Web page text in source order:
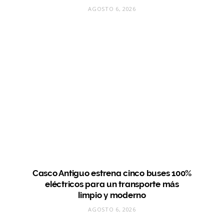
AGOSTO 6, 2026
Casco Antiguo estrena cinco buses 100%
eléctricos para un transporte más
limpio y moderno
AGOSTO 6, 2026